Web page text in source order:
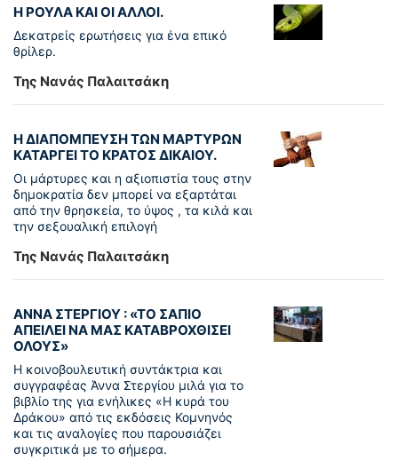
Η ΡΟΥΛΑ ΚΑΙ ΟΙ ΑΛΛΟΙ.
Δεκατρείς ερωτήσεις για ένα επικό
θρίλερ.
Της Νανάς Παλαιτσάκη
Η ΔΙΑΠΟΜΠΕΥΣΗ ΤΩΝ ΜΑΡΤΥΡΩΝ
ΚΑΤΑΡΓΕΙ ΤΟ ΚΡΑΤΟΣ ΔΙΚΑΙΟΥ.
Οι μάρτυρες και η αξιοπιστία τους στην
δημοκρατία δεν μπορεί να εξαρτάται
από την θρησκεία, το ύψος , τα κιλά και
την σεξουαλική επιλογή
Της Νανάς Παλαιτσάκη
ΑΝΝΑ ΣΤΕΡΓΙΟΥ : «ΤΟ ΣΑΠΙΟ
ΑΠΕΙΛΕΙ ΝΑ ΜΑΣ ΚΑΤΑΒΡΟΧΘΙΣΕΙ
ΟΛΟΥΣ»
Η κοινοβουλευτική συντάκτρια και
συγγραφέας Άννα Στεργίου μιλά για το
βιβλίο της για ενήλικες «Η κυρά του
Δράκου» από τις εκδόσεις Κομνηνός
και τις αναλογίες που παρουσιάζει
συγκριτικά με το σήμερα.